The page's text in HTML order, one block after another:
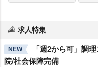
求人特集
NEW
「週2から可」調
院/社会保障完備